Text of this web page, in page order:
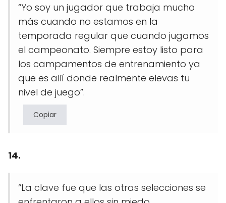
“Yo soy un jugador que trabaja mucho
más cuando no estamos en la
temporada regular que cuando jugamos
el campeonato. Siempre estoy listo para
los campamentos de entrenamiento ya
que es allí donde realmente elevas tu
nivel de juego”.
Copiar
14.
“La clave fue que las otras selecciones se